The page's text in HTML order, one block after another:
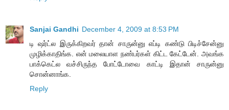
Sanjai Gandhi December 4, 2009 at 8:53 PM
டி ஷர்ட்ல இருக்கிறவர் தான் சாருன்னு எப்டி கண்டு பிடிச்சேன்னு
முழிக்காதிங்க. என் மலையாள நண்பர்கள் கிட்ட கேட்டேன். அவங்க
பாக்கெட்ல வச்சிருந்த போட்டோவை காட்டி இதான் சாருன்னு
சொன்னாங்க.
Reply